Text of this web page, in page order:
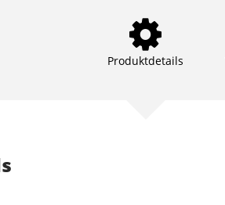
Produktdetails